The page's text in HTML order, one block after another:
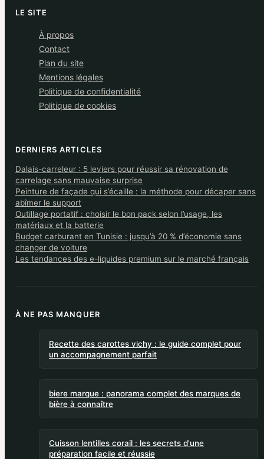
LE SITE
À propos
Contact
Plan du site
Mentions légales
Politique de confidentialité
Politique de cookies
DERNIERS ARTICLES
Dalais-carreleur : 5 leviers pour réussir sa rénovation de
carrelage sans mauvaise surprise
Peinture de façade qui s’écaille : la méthode pour décaper sans
abîmer le support
Outillage portatif : choisir le bon pack selon l’usage, les
matériaux et la batterie
Budget carburant en Tunisie : jusqu’à 20 % d’économie sans
changer de voiture
Les tendances des e-liquides premium sur le marché français
À NE PAS MANQUER
Recette des carottes vichy : le guide complet pour
un accompagnement parfait
biere marque : panorama complet des marques de
bière à connaître
Cuisson lentilles corail : les secrets d'une
préparation facile et réussie